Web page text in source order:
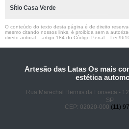
Sítio Casa Verde
O conteúdo do texto desta página é de direito
mesmo citando nossos links, é proibida sem a
direito autoral – artigo 184 do Código Penal – Lei
Artesão das Latas Os mais
estética
Rua Marechal Hermis da Fonseca -
SP
CEP: 02020-000 (11)